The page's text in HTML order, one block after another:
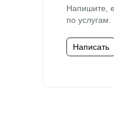
Напишите,
по услугам.
Написать